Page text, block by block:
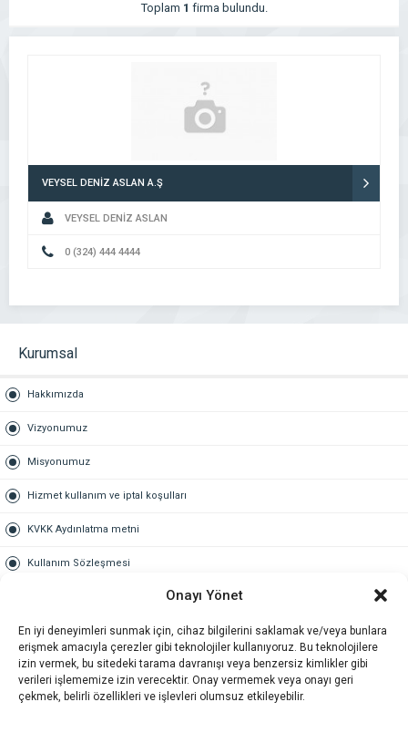
Onayı Yönet
En iyi deneyimleri sunmak için, cihaz bilgilerini saklamak ve/veya bunlara
erişmek amacıyla çerezler gibi teknolojiler kullanıyoruz. Bu teknolojilere
izin vermek, bu sitedeki tarama davranışı veya benzersiz kimlikler gibi
verileri işlememize izin verecektir. Onay vermemek veya onayı geri
çekmek, belirli özellikleri ve işlevleri olumsuz etkileyebilir.
Toplam 1 firma bulundu.
VEYSEL DENİZ ASLAN A.Ş
VEYSEL DENİZ ASLAN
0 (324) 444 4444
Kurumsal
Hakkımızda
Vizyonumuz
Misyonumuz
Hizmet kullanım ve iptal koşulları
KVKK Aydınlatma metni
Kullanım Sözleşmesi
Gold üyelik nedir
Kariyer